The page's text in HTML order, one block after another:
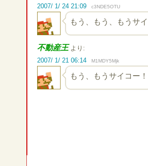
2007/ 1/ 24 21:09
c3NDE5OTU
もう、もう、もうサイ
不動産王 より:
2007/ 1/ 21 06:14
M1MDY5Mjk
もう、もうサイコー！